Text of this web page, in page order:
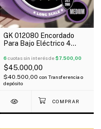
GK 012080 Encordado
Para Bajo Eléctrico 4
045-105 Medium
6 cuotas sin interés de$7.500,00
$45.000,00
$40.500,00 con Transferencia o
depósito